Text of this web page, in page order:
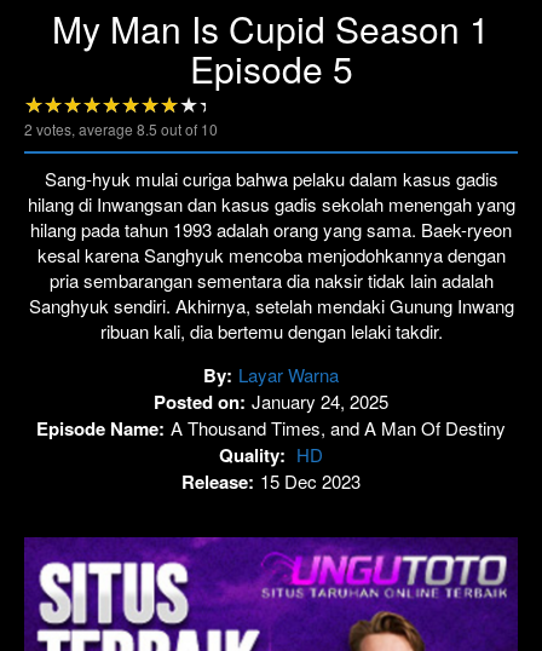
My Man Is Cupid Season 1
Episode 5
2 votes, average 8.5 out of 10
Sang-hyuk mulai curiga bahwa pelaku dalam kasus gadis
hilang di Inwangsan dan kasus gadis sekolah menengah yang
hilang pada tahun 1993 adalah orang yang sama. Baek-ryeon
kesal karena Sanghyuk mencoba menjodohkannya dengan
pria sembarangan sementara dia naksir tidak lain adalah
Sanghyuk sendiri. Akhirnya, setelah mendaki Gunung Inwang
ribuan kali, dia bertemu dengan lelaki takdir.
By: Layar Warna
Posted on: January 24, 2025
Episode Name: A Thousand Times, and A Man Of Destiny
Quality: HD
Release: 15 Dec 2023